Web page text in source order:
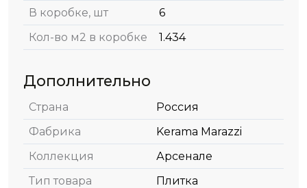
В коробке, шт
6
Кол-во м2 в коробке
1.434
Дополнительно
Страна
Россия
Фабрика
Kerama Marazzi
Коллекция
Арсенале
Тип товара
Плитка